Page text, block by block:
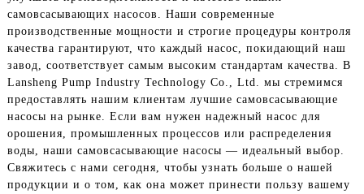
самовсасывающих насосов. Наши современные
производственные мощности и строгие процедуры контроля
качества гарантируют, что каждый насос, покидающий наш
завод, соответствует самым высоким стандартам качества. В
Lansheng Pump Industry Technology Co., Ltd. мы стремимся
предоставлять нашим клиентам лучшие самовсасывающие
насосы на рынке. Если вам нужен надежный насос для
орошения, промышленных процессов или распределения
воды, наши самовсасывающие насосы — идеальный выбор.
Свяжитесь с нами сегодня, чтобы узнать больше о нашей
продукции и о том, как она может принести пользу вашему